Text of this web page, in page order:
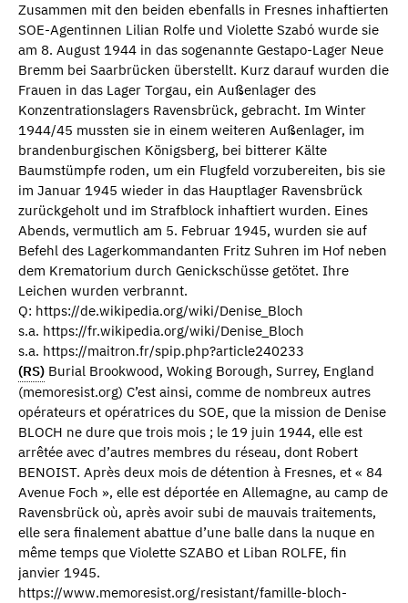
Zusammen mit den beiden ebenfalls in Fresnes inhaftierten
SOE-Agentinnen Lilian Rolfe und Violette Szabó wurde sie
am 8. August 1944 in das sogenannte Gestapo-Lager Neue
Bremm bei Saarbrücken überstellt. Kurz darauf wurden die
Frauen in das Lager Torgau, ein Außenlager des
Konzentrationslagers Ravensbrück, gebracht. Im Winter
1944/45 mussten sie in einem weiteren Außenlager, im
brandenburgischen Königsberg, bei bitterer Kälte
Baumstümpfe roden, um ein Flugfeld vorzubereiten, bis sie
im Januar 1945 wieder in das Hauptlager Ravensbrück
zurückgeholt und im Strafblock inhaftiert wurden. Eines
Abends, vermutlich am 5. Februar 1945, wurden sie auf
Befehl des Lagerkommandanten Fritz Suhren im Hof neben
dem Krematorium durch Genickschüsse getötet. Ihre
Leichen wurden verbrannt.
Q: https://de.wikipedia.org/wiki/Denise_Bloch
s.a. https://fr.wikipedia.org/wiki/Denise_Bloch
s.a. https://maitron.fr/spip.php?article240233
(RS) Burial Brookwood, Woking Borough, Surrey, England
(memoresist.org) C’est ainsi, comme de nombreux autres
opérateurs et opératrices du SOE, que la mission de Denise
BLOCH ne dure que trois mois ; le 19 juin 1944, elle est
arrêtée avec d’autres membres du réseau, dont Robert
BENOIST. Après deux mois de détention à Fresnes, et « 84
Avenue Foch », elle est déportée en Allemagne, au camp de
Ravensbrück où, après avoir subi de mauvais traitements,
elle sera finalement abattue d’une balle dans la nuque en
même temps que Violette SZABO et Liban ROLFE, fin
janvier 1945.
https://www.memoresist.org/resistant/famille-bloch-